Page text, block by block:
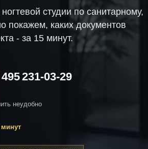
студии по санитарному,
покажем, каких документов
- за 15 минут.
231-03-29
неудобно